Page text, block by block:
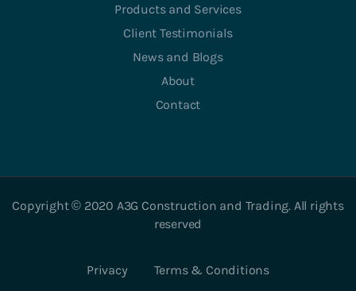
Products and Services
Client Testimonials
News and Blogs
About
Contact
Copyright © 2020 A3G Construction and Trading. All rights
reserved
Privacy Terms & Conditions